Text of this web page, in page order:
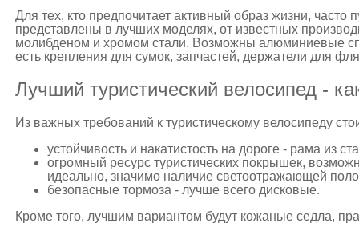
Для тех, кто предпочитает активный образ жизни, часто
представлены в лучших моделях, от известных
молибденом и хромом стали. Возможны алюминиевые
есть крепления для сумок, запчастей, держатели для
Лучший туристический велосипед -
Из важных требований к туристическому велосипеду
устойчивость и накатистость на дороге - рама из
огромный ресурс туристических покрышек,
идеально, значимо наличие светоотражающей
безопасные тормоза - лучше всего дисковые.
Кроме того, лучшим вариантом будут кожаные седла,